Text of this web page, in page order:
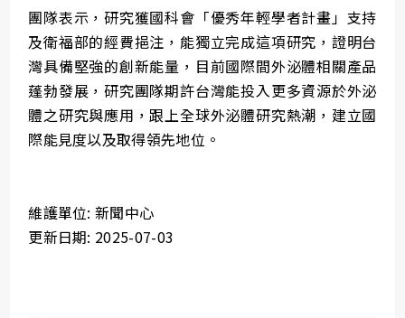
團隊表示，研究獲國科會「優秀年輕學者計畫」支持
及衛福部的經費挹注，能獨立完成這項研究，證明台
灣具備堅強的創新能量，目前國際間外泌體相關產品
蓬勃發展，研究團隊期許台灣能投入更多資源於外泌
體之研究與應用，跟上全球外泌體研究熱潮，建立國
際能見度以及取得領先地位。
維護單位: 新聞中心
更新日期: 2025-07-03